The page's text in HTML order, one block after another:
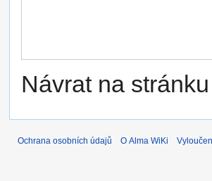
Návrat na stránku
Ochrana osobních údajů O Alma WiKi